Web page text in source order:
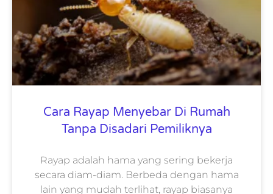
Cara Rayap Menyebar Di Rumah
Tanpa Disadari Pemiliknya
Rayap adalah hama yang sering bekerja
secara diam-diam. Berbeda dengan hama
lain yang mudah terlihat, rayap biasanya